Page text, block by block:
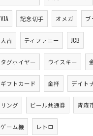
VJA 記念切手 オメガ ブ
大吉 ティファニー JCB
タグホイヤー ウイスキー
ギフトカード 金杯 デイト
リング ビール共通券 青森
ゲーム機 レトロ